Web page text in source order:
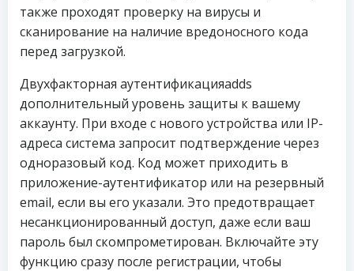
также проходят проверку на вирусы и
сканирование на наличие вредоносного кода
перед загрузкой.
Двухфакторная аутентификацияadds
дополнительный уровень защиты к вашему
аккаунту. При входе с нового устройства или IP-
адреса система запросит подтверждение через
одноразовый код. Код может приходить в
приложение-аутентификатор или на резервный
email, если вы его указали. Это предотвращает
несанкционированный доступ, даже если ваш
пароль был скомпрометирован. Включайте эту
функцию сразу после регистрации, чтобы